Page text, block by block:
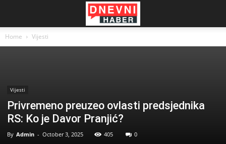
Home Vijesti
Vijesti
Privremeno preuzeo ovlasti predsjednika
RS: Ko je Davor Pranjić?
By Admin - October 3, 2025 405 0